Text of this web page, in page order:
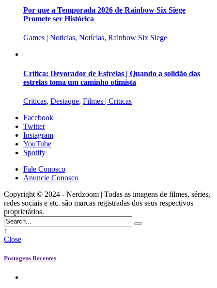
Por que a Temporada 2026 de Rainbow Six Siege
Promete ser Histórica
Games | Noticias, Notícias, Rainbow Six Siege
Crítica: Devorador de Estrelas | Quando a solidão das
estrelas toma um caminho otimista
Criticas, Destaque, Filmes | Criticas
Facebook
Twitter
Instagram
YouTube
Spotify
Fale Conosco
Anuncie Conosco
Copyright © 2024 - Nerdzoom | Todas as imagens de filmes, séries,
redes sociais e etc. são marcas registradas dos seus respectivos
proprietários.
↑
Close
Postagens Recentes